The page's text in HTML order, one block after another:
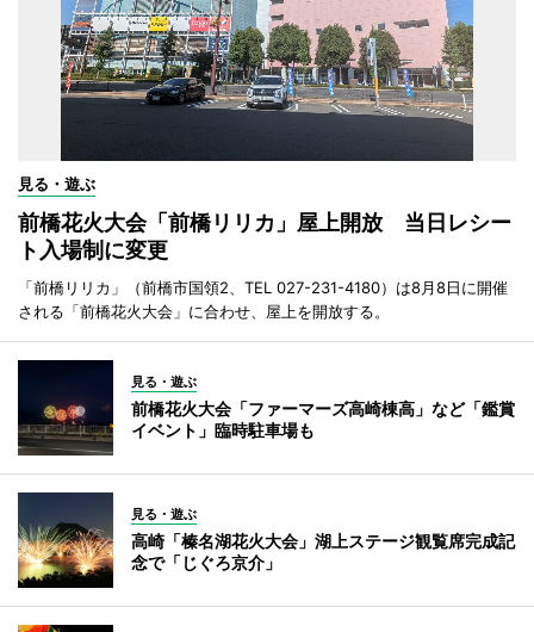
見る・遊ぶ
前橋花火大会「前橋リリカ」屋上開放 当日レシー
ト入場制に変更
「前橋リリカ」（前橋市国領2、TEL 027-231-4180）は8月8日に開催
される「前橋花火大会」に合わせ、屋上を開放する。
見る・遊ぶ
前橋花火大会「ファーマーズ高崎棟高」など「鑑賞
イベント」臨時駐車場も
見る・遊ぶ
高崎「榛名湖花火大会」湖上ステージ観覧席完成記
念で「じぐろ京介」